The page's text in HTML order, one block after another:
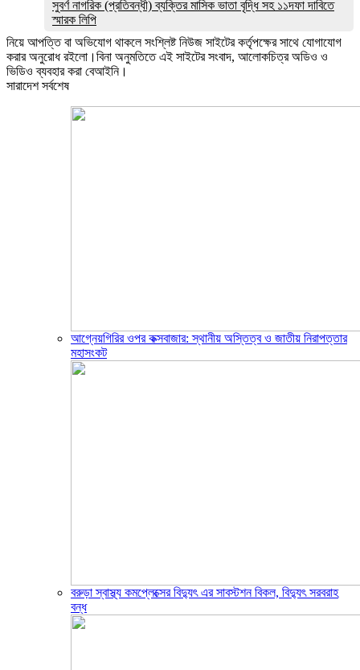
সুবর্ণ নাগরিক (প্রতিবন্ধী) ব্যক্তির মাসিক ভাতা বৃদ্ধি সহ ১১দফা দাবিতে
স্মারক লিপি
নিয়ে আপত্তি বা অভিযোগ থাকলে সংশ্লিষ্ট নিউজ সাইটের কর্তৃপক্ষের সাথে যোগাযোগ
করার অনুরোধ রইলো।বিনা অনুমতিতে এই সাইটের সংবাদ, আলোকচিত্র অডিও ও
ভিডিও ব্যবহার করা বেআইনি।
সারাদেশ সর্বশেষ
আগ্নেয়গিরির ওপর কক্সবাজার: স্থানীয় অস্তিত্ব ও জাতীয় নিরাপত্তার
মহাসংকট
বরুড়া স্বাস্থ্য কমপ্লেক্সের বিদ্যুৎ এর সাবস্টশন বিকল, বিদ্যুৎ সরবরাহ
বন্ধ